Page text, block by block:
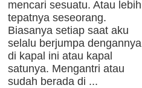
mencari sesuatu. Atau lebih
tepatnya seseorang.
Biasanya setiap saat aku
selalu berjumpa dengannya
di kapal ini atau kapal
satunya. Mengantri atau
sudah berada di ...